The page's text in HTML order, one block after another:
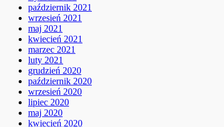
październik 2021
wrzesień 2021
maj 2021
kwiecień 2021
marzec 2021
luty 2021
grudzień 2020
październik 2020
wrzesień 2020
lipiec 2020
maj 2020
kwiecień 2020